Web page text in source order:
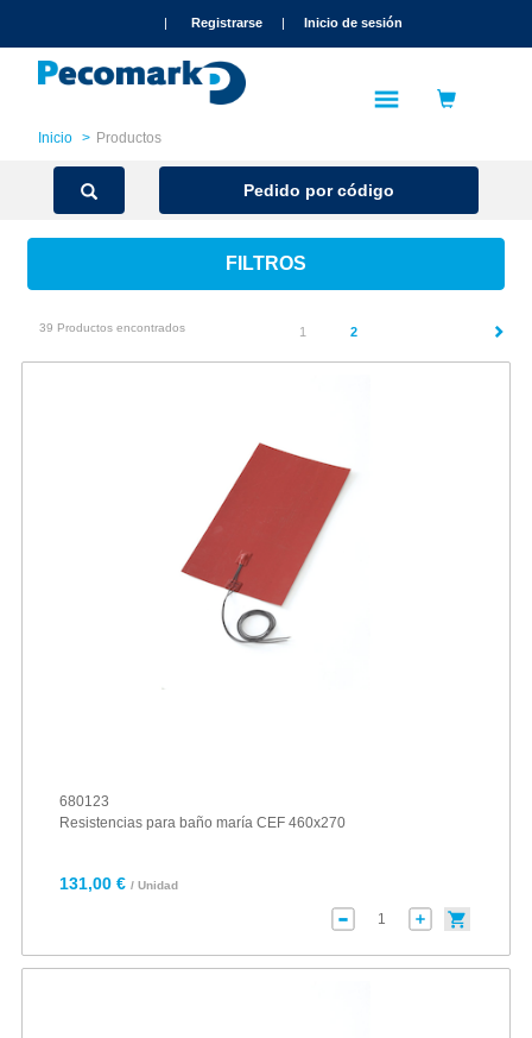
| Registrarse | Inicio de sesión
Inicio Productos
Pedido por código
FILTROS
39 Productos encontrados 1 (current)
2
680123
Resistencias para baño maría CEF 460x270
131,00 € / Unidad